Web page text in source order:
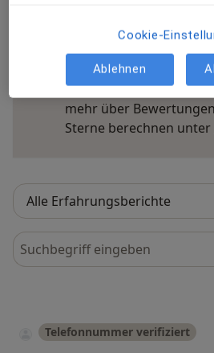
Jede einzelne
prüfen und moderieren
gemäß unserer
mehr über
Sterne berechnen unter
Bewertungen durchsuchen
Telefonnummer verifiziert
Cookie-
Ablehnen